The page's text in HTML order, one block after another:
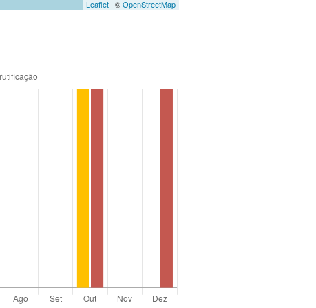
Leaflet| ©OpenStreetMap